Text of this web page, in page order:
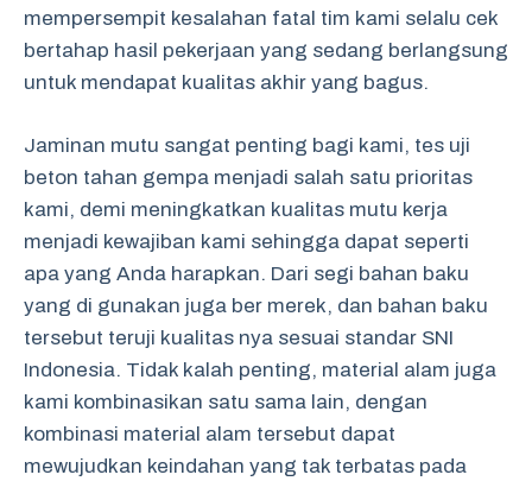
mempersempit kesalahan fatal tim kami selalu cek
bertahap hasil pekerjaan yang sedang berlangsung
untuk mendapat kualitas akhir yang bagus.
Jaminan mutu sangat penting bagi kami, tes uji
beton tahan gempa menjadi salah satu prioritas
kami, demi meningkatkan kualitas mutu kerja
menjadi kewajiban kami sehingga dapat seperti
apa yang Anda harapkan. Dari segi bahan baku
yang di gunakan juga ber merek, dan bahan baku
tersebut teruji kualitas nya sesuai standar SNI
Indonesia. Tidak kalah penting, material alam juga
kami kombinasikan satu sama lain, dengan
kombinasi material alam tersebut dapat
mewujudkan keindahan yang tak terbatas pada